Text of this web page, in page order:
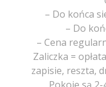
– Do końca
– Do
– Cena
Zaliczka =
zapisie, reszta,